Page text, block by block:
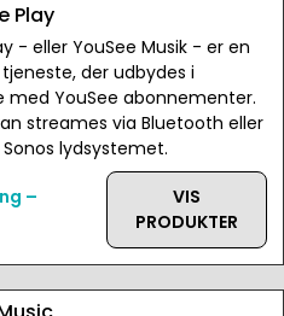
Play
- eller YouSee Musik - er en
der udbydes i
med YouSee abonnementer.
streames via Bluetooth eller
lydsystemet.
–
VIS
PRODUKTER